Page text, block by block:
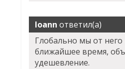
Ioann ответил(а)
Глобально мы от него
ближайшее время,
удешевление.